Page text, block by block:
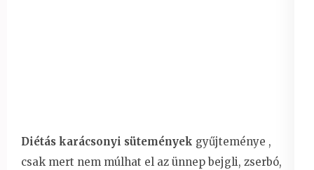
Diétás karácsonyi sütemények gyűjteménye ,
csak mert nem múlhat el az ünnep bejgli, zserbó,